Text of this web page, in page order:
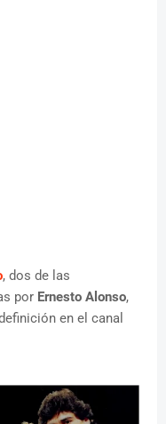
, dos de las
por Ernesto Alonso,
en el canal